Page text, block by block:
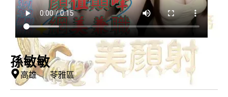
孫敏敏
高雄 ｜ 苓雅區